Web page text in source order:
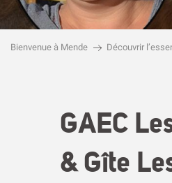
Bienvenue à Mende Découvrir
GAEC
& Gîte